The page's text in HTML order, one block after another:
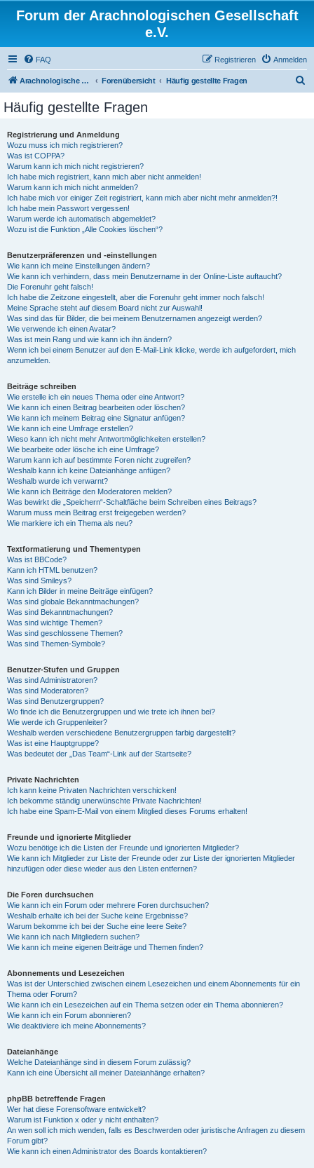
Forum der Arachnologischen Gesellschaft
e.V.
FAQ Anmelden
Registrieren
Arachnologische Gesellschaft e. V. Forenübersicht Häufig gestellte Fragen
Häufig gestellte Fragen
Registrierung und Anmeldung
Wozu muss ich mich registrieren?
Was ist COPPA?
Warum kann ich mich nicht registrieren?
Ich habe mich registriert, kann mich aber nicht anmelden!
Warum kann ich mich nicht anmelden?
Ich habe mich vor einiger Zeit registriert, kann mich aber nicht mehr anmelden?!
Ich habe mein Passwort vergessen!
Warum werde ich automatisch abgemeldet?
Wozu ist die Funktion „Alle Cookies löschen“?
Benutzerpräferenzen und -einstellungen
Wie kann ich meine Einstellungen ändern?
Wie kann ich verhindern, dass mein Benutzername in der Online-Liste auftaucht?
Die Forenuhr geht falsch!
Ich habe die Zeitzone eingestellt, aber die Forenuhr geht immer noch falsch!
Meine Sprache steht auf diesem Board nicht zur Auswahl!
Was sind das für Bilder, die bei meinem Benutzernamen angezeigt werden?
Wie verwende ich einen Avatar?
Was ist mein Rang und wie kann ich ihn ändern?
Wenn ich bei einem Benutzer auf den E-Mail-Link klicke, werde ich aufgefordert, mich
anzumelden.
Beiträge schreiben
Wie erstelle ich ein neues Thema oder eine Antwort?
Wie kann ich einen Beitrag bearbeiten oder löschen?
Wie kann ich meinem Beitrag eine Signatur anfügen?
Wie kann ich eine Umfrage erstellen?
Wieso kann ich nicht mehr Antwortmöglichkeiten erstellen?
Wie bearbeite oder lösche ich eine Umfrage?
Warum kann ich auf bestimmte Foren nicht zugreifen?
Weshalb kann ich keine Dateianhänge anfügen?
Weshalb wurde ich verwarnt?
Wie kann ich Beiträge den Moderatoren melden?
Was bewirkt die „Speichern“-Schaltfläche beim Schreiben eines Beitrags?
Warum muss mein Beitrag erst freigegeben werden?
Wie markiere ich ein Thema als neu?
Textformatierung und Thementypen
Was ist BBCode?
Kann ich HTML benutzen?
Was sind Smileys?
Kann ich Bilder in meine Beiträge einfügen?
Was sind globale Bekanntmachungen?
Was sind Bekanntmachungen?
Was sind wichtige Themen?
Was sind geschlossene Themen?
Was sind Themen-Symbole?
Benutzer-Stufen und Gruppen
Was sind Administratoren?
Was sind Moderatoren?
Was sind Benutzergruppen?
Wo finde ich die Benutzergruppen und wie trete ich ihnen bei?
Wie werde ich Gruppenleiter?
Weshalb werden verschiedene Benutzergruppen farbig dargestellt?
Was ist eine Hauptgruppe?
Was bedeutet der „Das Team“-Link auf der Startseite?
Private Nachrichten
Ich kann keine Privaten Nachrichten verschicken!
Ich bekomme ständig unerwünschte Private Nachrichten!
Ich habe eine Spam-E-Mail von einem Mitglied dieses Forums erhalten!
Freunde und ignorierte Mitglieder
Wozu benötige ich die Listen der Freunde und ignorierten Mitglieder?
Wie kann ich Mitglieder zur Liste der Freunde oder zur Liste der ignorierten Mitglieder
hinzufügen oder diese wieder aus den Listen entfernen?
Die Foren durchsuchen
Wie kann ich ein Forum oder mehrere Foren durchsuchen?
Weshalb erhalte ich bei der Suche keine Ergebnisse?
Warum bekomme ich bei der Suche eine leere Seite?
Wie kann ich nach Mitgliedern suchen?
Wie kann ich meine eigenen Beiträge und Themen finden?
Abonnements und Lesezeichen
Was ist der Unterschied zwischen einem Lesezeichen und einem Abonnements für ein
Thema oder Forum?
Wie kann ich ein Lesezeichen auf ein Thema setzen oder ein Thema abonnieren?
Wie kann ich ein Forum abonnieren?
Wie deaktiviere ich meine Abonnements?
Dateianhänge
Welche Dateianhänge sind in diesem Forum zulässig?
Kann ich eine Übersicht all meiner Dateianhänge erhalten?
phpBB betreffende Fragen
Wer hat diese Forensoftware entwickelt?
Warum ist Funktion x oder y nicht enthalten?
An wen soll ich mich wenden, falls es Beschwerden oder juristische Anfragen zu diesem
Forum gibt?
Wie kann ich einen Administrator des Boards kontaktieren?